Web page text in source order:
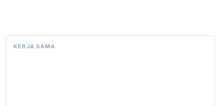
KERJA SAMA